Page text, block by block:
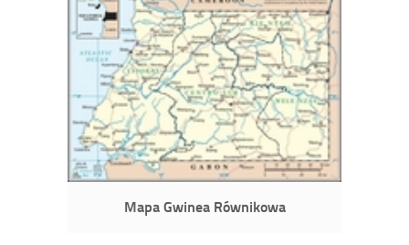
Mapa Gwinea Równikowa